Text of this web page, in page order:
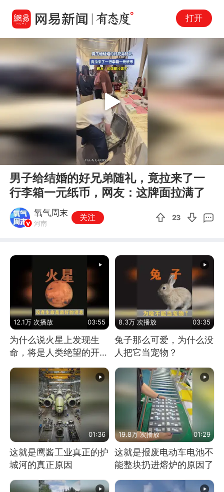
打开
Play
男子给结婚的好兄弟随礼，竟拉来了一
行李箱一元纸币，网友：这牌面拉满了
氧气周末
河南
关注 23
12.1万 次播放 03:55
为什么说火星上发现生
命，将是人类绝望的开
始？
8.3万 次播放 03:35
兔子那么可爱，为什么没
人把它当宠物？
01:36
这就是鹰酱工业真正的护
城河的真正原因
19.8万 次播放 01:29
这就是报废电动车电池不
能整块扔进熔炉的原因了